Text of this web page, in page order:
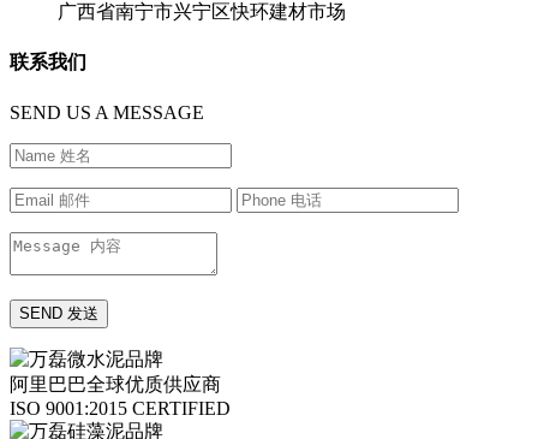
广西省南宁市兴宁区快环建材市场
联系我们
SEND US A MESSAGE
阿里巴巴全球优质供应商
ISO 9001:2015 CERTIFIED